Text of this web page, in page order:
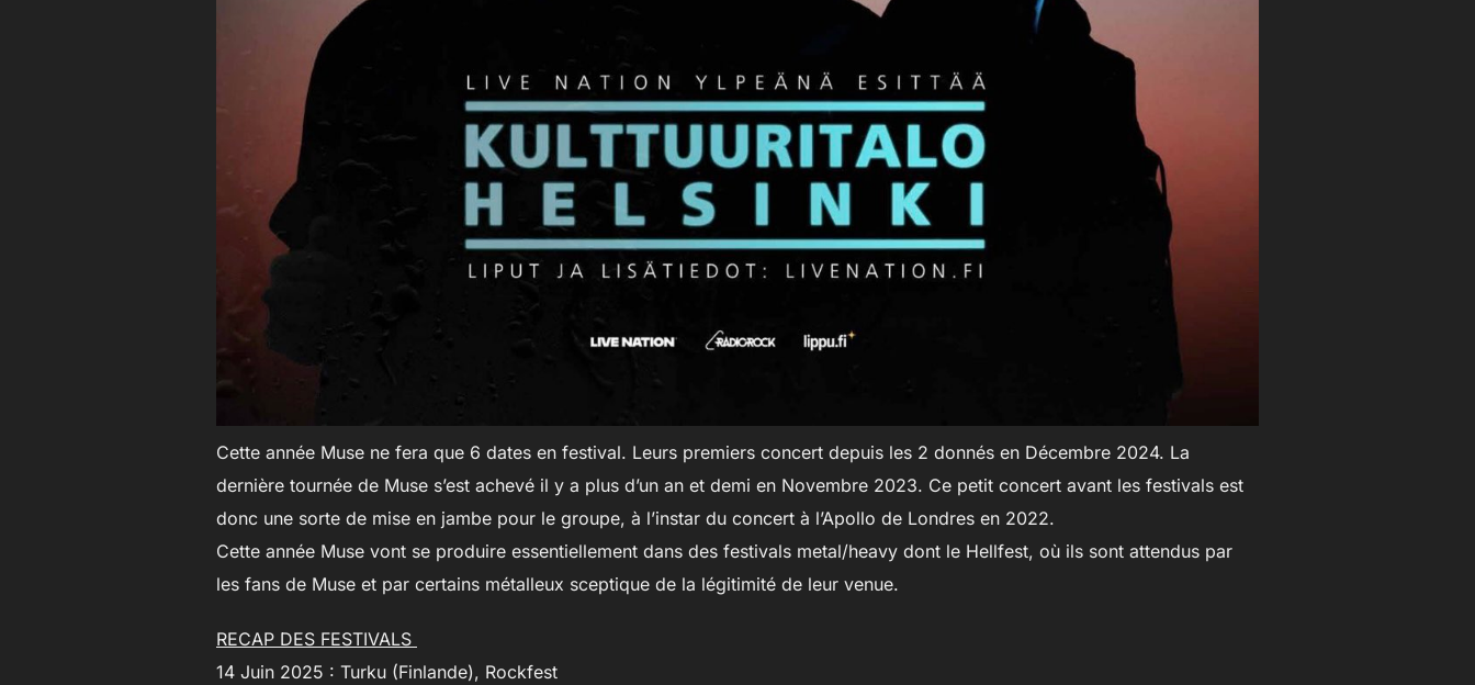
Cette année Muse ne fera que 6 dates en festival. Leurs premiers concert depuis les 2 donnés en Décembre 2024. La
dernière tournée de Muse s’est achevé il y a plus d’un an et demi en Novembre 2023. Ce petit concert avant les festivals est
donc une sorte de mise en jambe pour le groupe, à l’instar du concert à l’Apollo de Londres en 2022.
Cette année Muse vont se produire essentiellement dans des festivals metal/heavy dont le Hellfest, où ils sont attendus par
les fans de Muse et par certains métalleux sceptique de la légitimité de leur venue.
RECAP DES FESTIVALS
14 Juin 2025 : Turku (Finlande), Rockfest